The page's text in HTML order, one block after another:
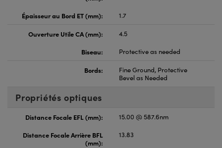
Épaisseur au Bord ET (mm): 1.7
Ouverture Utile CA (mm):
4.5
Biseau:
Protective as needed
Bords:
Fine Ground, Protective
Bevel as Needed
Propriétés optiques
Distance Focale EFL (mm):
15.00 @ 587.6nm
Distance Focale Arrière BFL
(mm):
13.83